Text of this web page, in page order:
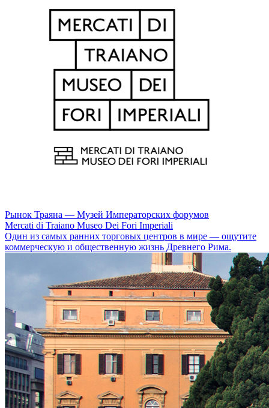
Рынок Траяна — Музей Императорских форумов
Mercati di Traiano Museo Dei Fori Imperiali
Один из самых ранних торговых центров в мире — ощутите
коммерческую и общественную жизнь Древнего Рима.